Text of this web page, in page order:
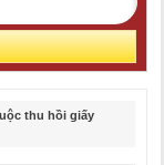
thu hồi giấy